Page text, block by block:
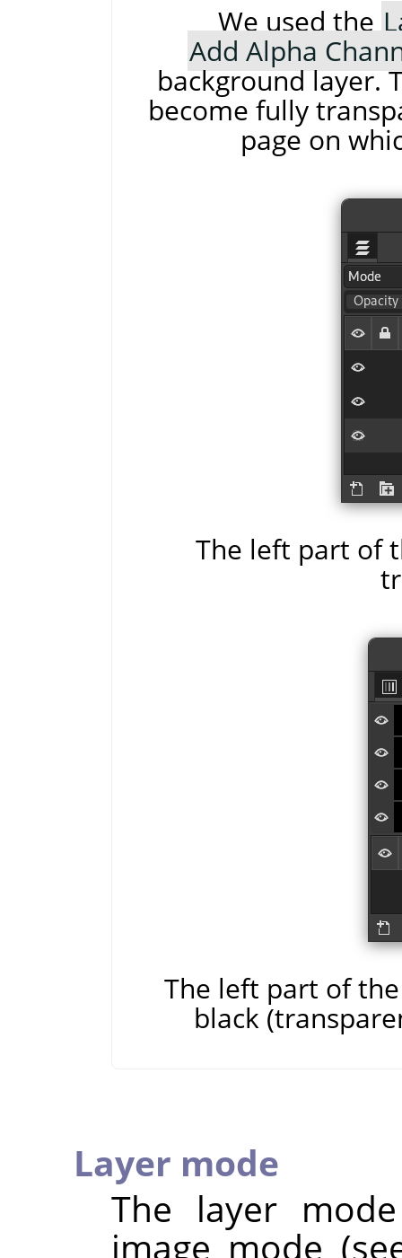
We used the
Add Alpha
background layer.
become fully
page on
The left part of
The left part of
black
Layer mode
The layer
image mode